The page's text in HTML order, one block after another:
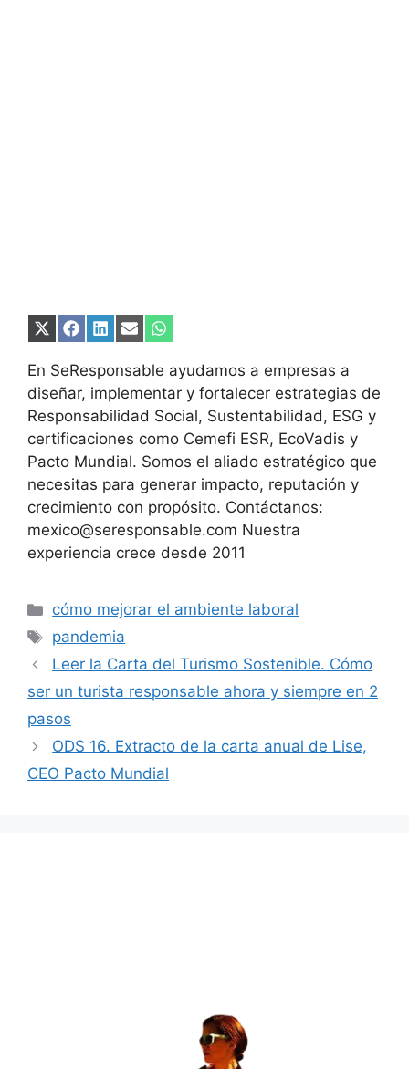
Compartir
X
(Twitter)
Compartir
Facebook
Compartir
LinkedIn
Compartir
Email
Compartir
WhatsApp
En SeResponsable ayudamos a empresas a
diseñar, implementar y fortalecer estrategias de
Responsabilidad Social, Sustentabilidad, ESG y
certificaciones como Cemefi ESR, EcoVadis y
Pacto Mundial. Somos el aliado estratégico que
necesitas para generar impacto, reputación y
crecimiento con propósito. Contáctanos:
mexico@seresponsable.com Nuestra
experiencia crece desde 2011
Categorías
cómo mejorar el ambiente laboral
Etiquetas
pandemia
Leer la Carta del Turismo Sostenible. Cómo
ser un turista responsable ahora y siempre en 2
pasos
ODS 16. Extracto de la carta anual de Lise,
CEO Pacto Mundial